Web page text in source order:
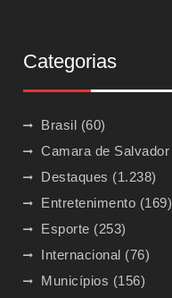
Categorias
Brasil (60)
Camara de Salvador
Destaques (1.238)
Entretenimento (169)
Esporte (253)
Internacional (76)
Municípios (156)